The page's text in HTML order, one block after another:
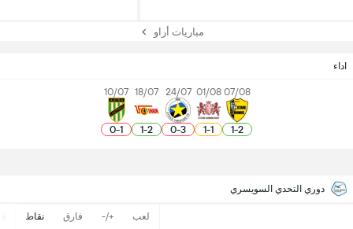
مباريات أراو
اداء
07/08
2
-
1
01/08
1
-
1
24/07
3
-
0
18/07
2
-
1
10/07
1
-
0
دوري التحدي السويسري
لعب +/- فارق نقاط